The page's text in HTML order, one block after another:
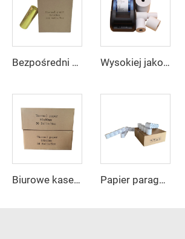
Bezpośredni rulon papieru termicznego z fabryki, papier do rejestratora kasowego 80 mm, 57 mm dla POS, bankomatu, banku Wysokiej jakości papier termiczny do kas fiskalnych z 100% czystej masy drzewnej, wałek 80x80 mm, do POS, bankomatu, banku
Biurowe kasety do rejestratora fiskalnego z termobumagą, wielkie rolki, szybka dostawa, niestandardowy logo, 80 mm, rolka papieru, bezpłatna próbka, termobumaga do kas Papier paragonowy 57*30 mm bez rdzenia, papier termiczny, każdy rozmiar można dostosować